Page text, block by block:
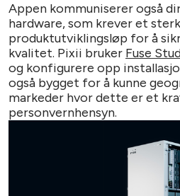
Appen kommuniserer også
hardware, som krever et
produktutviklingsløp for å
kvalitet. Pixii bruker Fuse
og konfigurere opp
også bygget for å kunne
markeder hvor dette er et
personvernhensyn.